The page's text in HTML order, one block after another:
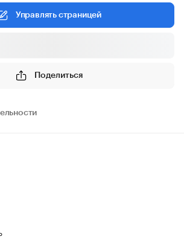
Управлять страницей
Поделиться